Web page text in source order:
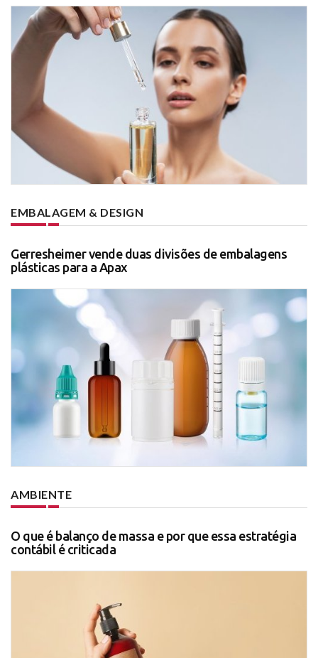
EMBALAGEM & DESIGN
Gerresheimer vende duas divisões de embalagens
plásticas para a Apax
AMBIENTE
O que é balanço de massa e por que essa estratégia
contábil é criticada